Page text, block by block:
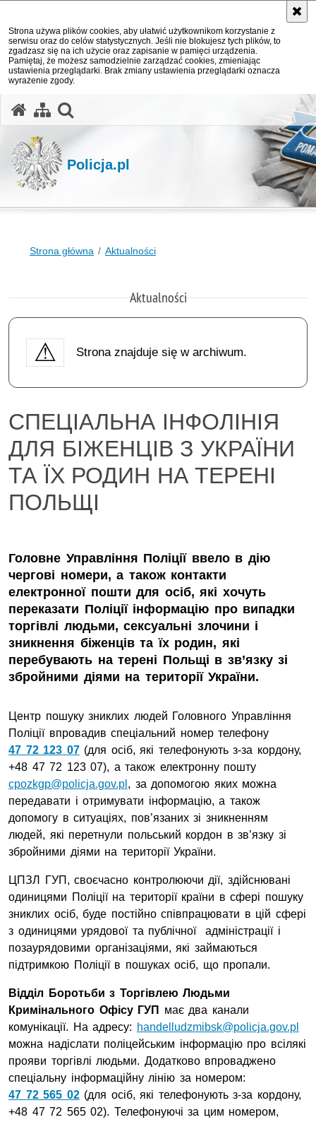
Strona używa plików cookies, aby ułatwić użytkownikom korzystanie z
serwisu oraz do celów statystycznych. Jeśli nie blokujesz tych plików, to
zgadzasz się na ich użycie oraz zapisanie w pamięci urządzenia.
Pamiętaj, że możesz samodzielnie zarządzać cookies, zmieniając
ustawienia przeglądarki. Brak zmiany ustawienia przeglądarki oznacza
wyrażenie zgody.
Policja.pl
Strona główna Aktualności
Aktualności
Strona znajduje się w archiwum.
СПЕЦІАЛЬНА ІНФОЛІНІЯ
ДЛЯ БІЖЕНЦІВ З УКРАЇНИ
ТА ЇХ РОДИН НА ТЕРЕНІ
ПОЛЬЩІ
Головне Управління Поліції ввело в дію
чергові номери, а також контакти
електронної пошти для осіб, які хочуть
переказати Поліції інформацію про випадки
торгівлі людьми, сексуальні злочини і
зникнення біженців та їх родин, які
перебувають на терені Польщі в зв’язку зі
збройними діями на території України.
Центр пошуку зниклих людей Головного Управління
Поліції впровадив спеціальний номер телефону
47 72 123 07(для осіб, які телефонують з-за кордону,
+48 47 72 123 07), а також електронну пошту
cpozkgp@policja.gov.pl , за допомогою яких можна
передавати і отримувати інформацію, а також
допомогу в ситуаціях, пов’язаних зі зникненням
людей, які перетнули польський кордон в зв’язку зі
збройними діями на території України.
ЦПЗЛ ГУП, своєчасно контролюючи дії, здійснювані
одиницями Поліції на території країни в сфері пошуку
зниклих осіб, буде постійно співпрацювати в цій сфері
з одиницями урядової та публічної адміністрації і
позаурядовими організаціями, які займаються
підтримкою Поліції в пошуках осіб, що пропали.
Відділ Боротьби з Торгівлею Людьми
Кримінального Офісу ГУП
має два канали
комунікації. На адресу: handelludzmibsk@policja.gov.pl
можна надіслати поліцейським інформацію про всілякі
прояви торгівлі людьми. Додатково впроваджено
спеціальну інформаційну лінію за номером:
47 72 565 02(для осіб, які телефонують з-за кордону,
+48 47 72 565 02). Телефонуючі за цим номером,